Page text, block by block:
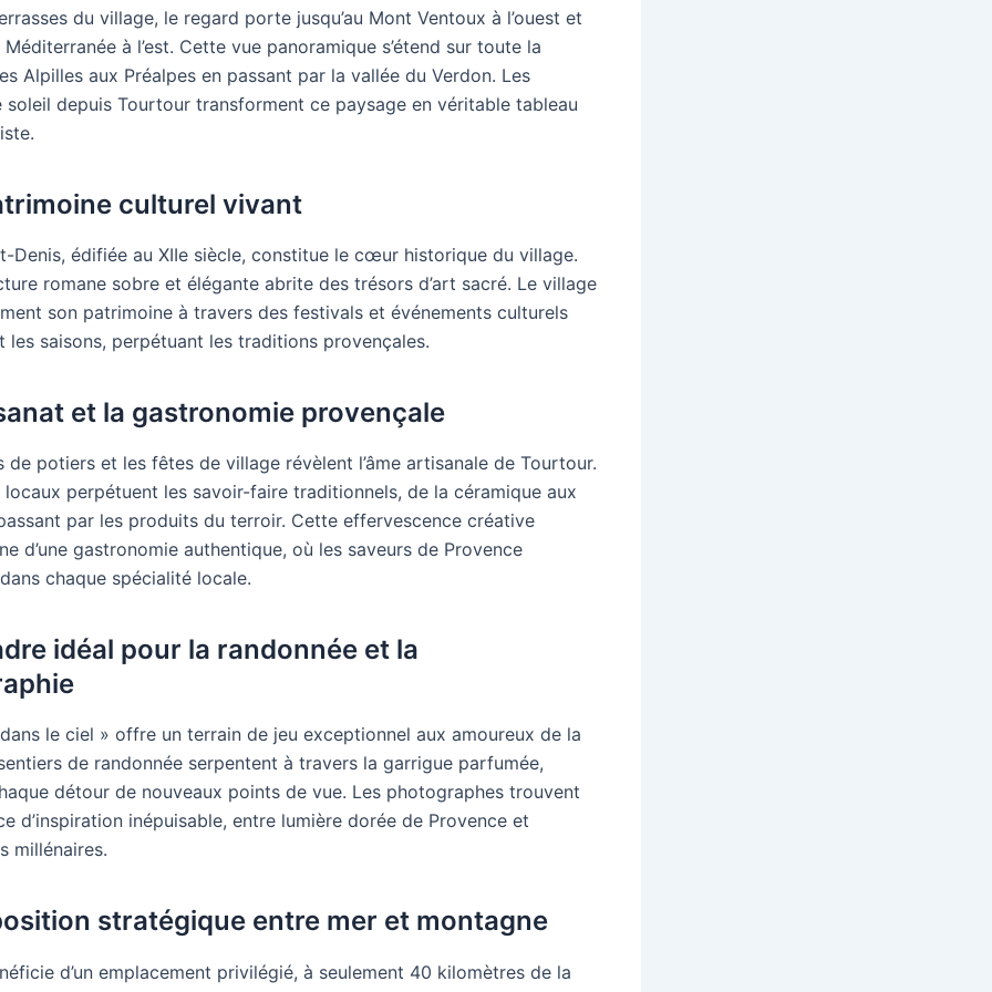
du village, le regard porte jusqu’au Mont Ventoux à l’ouest et
à l’est. Cette vue panoramique s’étend sur toute la
Alpilles aux Préalpes en passant par la vallée du Verdon. Les
soleil depuis Tourtour transforment ce paysage en véritable tableau
culturel vivant
Denis, édifiée au XIIe siècle, constitue le cœur historique du village.
romane sobre et élégante abrite des trésors d’art sacré. Le village
son patrimoine à travers des festivals et événements culturels
les saisons, perpétuant les traditions provençales.
et la gastronomie provençale
de potiers et les fêtes de village révèlent l’âme artisanale de Tourtour.
locaux perpétuent les savoir-faire traditionnels, de la céramique aux
par les produits du terroir. Cette effervescence créative
d’une gastronomie authentique, où les saveurs de Provence
chaque spécialité locale.
idéal pour la randonnée et la
le ciel » offre un terrain de jeu exceptionnel aux amoureux de la
de randonnée serpentent à travers la garrigue parfumée,
détour de nouveaux points de vue. Les photographes trouvent
d’inspiration inépuisable, entre lumière dorée de Provence et
millénaires.
stratégique entre mer et montagne
d’un emplacement privilégié, à seulement 40 kilomètres de la